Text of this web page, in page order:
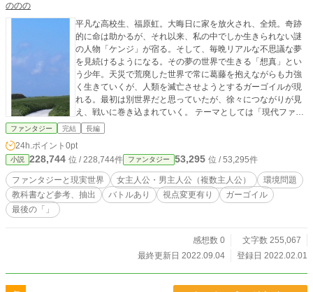
ののの
平凡な高校生、福原虹。大晦日に家を放火され、全焼。奇跡
的に命は助かるが、それ以来、私の中でしか生きられない謎
の人物「ケンジ」が宿る。そして、毎晩リアルな不思議な夢
を見続けるようになる。その夢の世界で生きる「想真」とい
う少年。天災で荒廃した世界で常に葛藤を抱えながらも力強
く生きていくが、人類を滅亡させようとするガーゴイルが現
れる。最初は別世界だと思っていたが、徐々につながりが見
え、戦いに巻き込まれていく。 テーマとしては「現代ファン
タジー×環境問題」です。参考文献としては中学の教科書や公
ので間違い等あるかと思われます。それを含めて、少しでも
気軽に読んで興味を持っていただければ幸いです。 そして、
最後の「」。あなたならどんな言葉を返しますか？
ファンタジー 完結 長編
24h.ポイント 0pt
小説 228,744 位 / 228,744件 ファンタジー 53,295 位 / 53,295件
ファンタジーと現実世界 女主人公・男主人公（複数主人公）
環境問題
教科書など参考、抽出
バトルあり 視点変更有り
ガーゴイル
最後の「」
感想数 0
文字数 255,067
最終更新日 2022.09.04
登録日 2022.02.01